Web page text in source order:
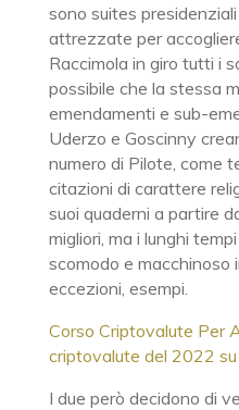
sono suites
attrezzate per
Raccimola in giro tutti i
possibile che la stessa
emendamenti e sub-
Uderzo e Goscinny
numero di Pilote, come
citazioni di carattere
suoi quaderni a partire
migliori, ma i lunghi
scomodo e macchinoso
eccezioni, esempi.
Corso Criptovalute Per
criptovalute del 2022
I due però decidono di